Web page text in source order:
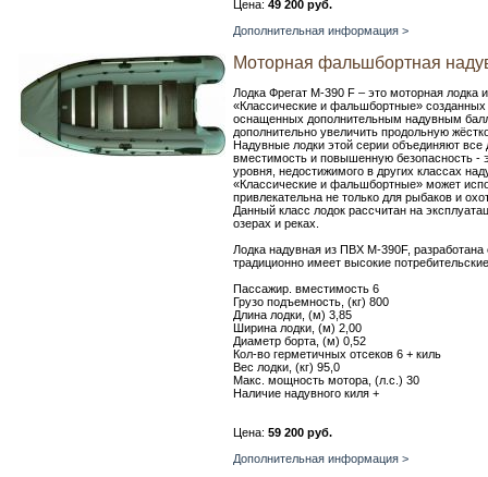
Цена: 49 200 руб.
Дополнительная информация >
Моторная фальшбортная
Лодка Фрегат М-390 F – это моторная лодка
«Классические и фальшбортные»
оснащенных дополнительным надувным
дополнительно увеличить продольную
Надувные лодки этой серии объединяют
вместимость и повышенную безопасность -
уровня, недостижимого в других классах
«Классические и фальшбортные» может
привлекательна не только для рыбаков и
Данный класс лодок рассчитан на
озерах и реках.
Лодка надувная из ПВХ М-390F,
традиционно имеет высокие
Пассажир. вместимость 6
Грузо подъемность, (кг) 800
Длина лодки, (м) 3,85
Ширина лодки, (м) 2,00
Диаметр борта, (м) 0,52
Кол-во герметичных отсеков 6 + киль
Вес лодки, (кг) 95,0
Макс. мощность мотора, (л.с.) 30
Наличие надувного киля +
Цена: 59 200 руб.
Дополнительная информация >